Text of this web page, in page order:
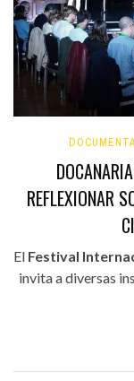
REFLEXIONAR
El Festival
invita a diversas